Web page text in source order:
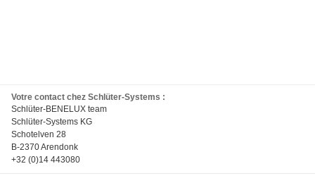
Votre contact chez Schlüter-Systems :
Schlüter-BENELUX team
Schlüter-Systems KG
Schotelven 28
B-2370 Arendonk
+32 (0)14 443080